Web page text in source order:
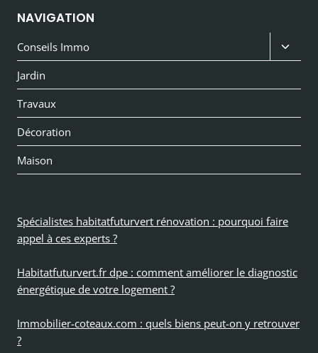
NAVIGATION
Conseils Immo
le
menu
Jardin
Travaux
Décoration
Maison
Spécialistes habitatfuturvert rénovation : pourquoi faire
appel à ces experts ?
Habitatfuturvert.fr dpe : comment améliorer le diagnostic
énergétique de votre logement ?
Immobilier-coteaux.com : quels biens peut-on y retrouver
?